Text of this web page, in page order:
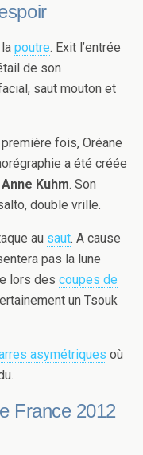
poutre. Exit l’entrée
de son
saut mouton et
fois, Oréane
a été créée
Anne Kuhm. Son
double vrille.
au saut. A cause
pas la lune
lors des coupes de
un Tsouk
asymétriques où
France 2012